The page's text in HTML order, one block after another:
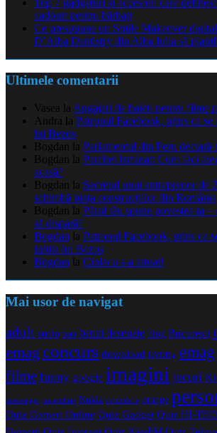
cadouri pentru bărbați
Ce presupune un Smile Makeover
D’Alba Dentistry din Alba Iulia să
Ultimele comentarii
Vasea la Angajari de baieti pentru filme
Andra la Patronul Facebook, prins ca
lui Bezos
Bogdan la Parlamentul din Peru declară
Bogdan la Parchet laminat: Cum faci
acasă?
Bogdan la Secretul unui antreprenor de
schimbă piața construcțiilor din România
Bogdan la Părul tău spune povestea ta
să dispară?
Bogdan la Patronul Facebook, prins ca
iubita lui Bezos
Bogdan la Ciolacu s-a tatuat!
Mai usor de navigat
adult audio bani benzi desenate blog Bucuresti
emag concurs download DVDRip emag
filme funny google imagini jocuri
messenger noiembrie Nokia octombrie orange
Quiz Comert Online Quiz Gadget Quiz HI-